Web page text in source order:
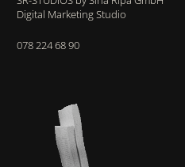
Digital Marketing Studio
078 224 68 90